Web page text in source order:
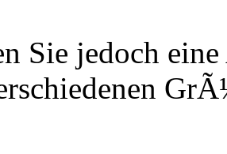
Sie jedoch